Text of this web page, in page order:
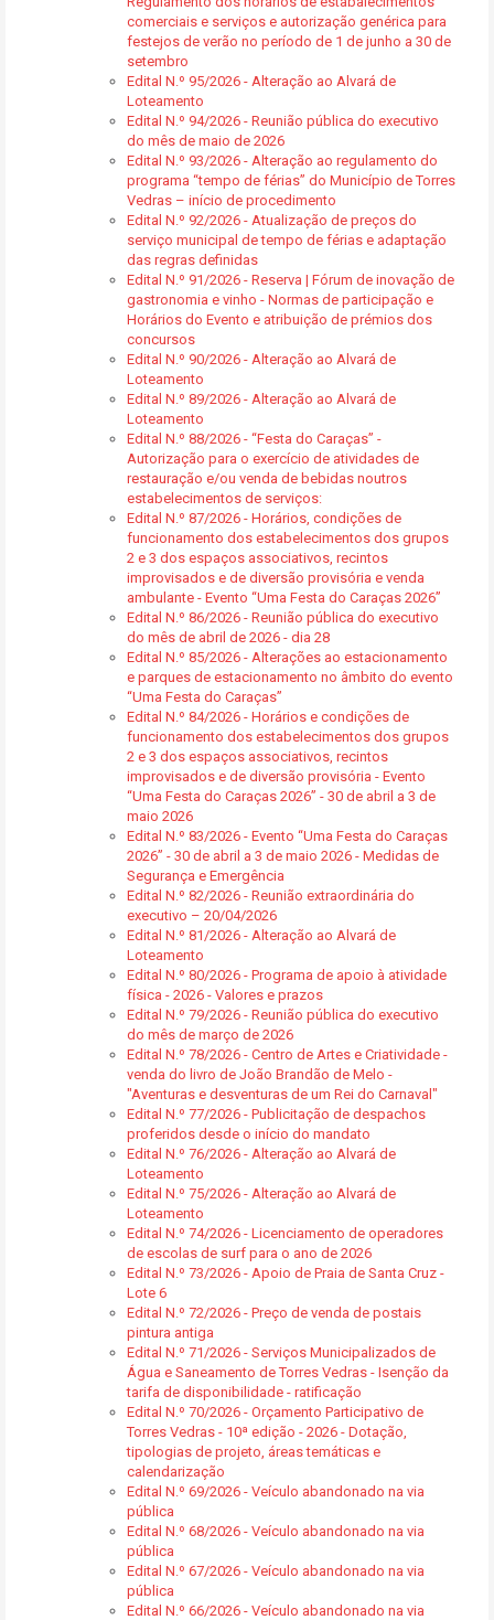
comerciais e serviços e autorização genérica para
festejos de verão no período de 1 de junho a 30 de
setembro
Edital N.º 95/2026 - Alteração ao Alvará de
Loteamento
Edital N.º 94/2026 - Reunião pública do executivo
do mês de maio de 2026
Edital N.º 93/2026 - Alteração ao regulamento do
programa “tempo de férias” do Município de Torres
Vedras – início de procedimento
Edital N.º 92/2026 - Atualização de preços do
serviço municipal de tempo de férias e adaptação
das regras definidas
Edital N.º 91/2026 - Reserva | Fórum de inovação de
gastronomia e vinho - Normas de participação e
Horários do Evento e atribuição de prémios dos
concursos
Edital N.º 90/2026 - Alteração ao Alvará de
Loteamento
Edital N.º 89/2026 - Alteração ao Alvará de
Loteamento
Edital N.º 88/2026 - “Festa do Caraças” -
Autorização para o exercício de atividades de
restauração e/ou venda de bebidas noutros
estabelecimentos de serviços:
Edital N.º 87/2026 - Horários, condições de
funcionamento dos estabelecimentos dos grupos
2 e 3 dos espaços associativos, recintos
improvisados e de diversão provisória e venda
ambulante - Evento “Uma Festa do Caraças 2026”
Edital N.º 86/2026 - Reunião pública do executivo
do mês de abril de 2026 - dia 28
Edital N.º 85/2026 - Alterações ao estacionamento
e parques de estacionamento no âmbito do evento
“Uma Festa do Caraças”
Edital N.º 84/2026 - Horários e condições de
funcionamento dos estabelecimentos dos grupos
2 e 3 dos espaços associativos, recintos
improvisados e de diversão provisória - Evento
“Uma Festa do Caraças 2026” - 30 de abril a 3 de
maio 2026
Edital N.º 83/2026 - Evento “Uma Festa do Caraças
2026” - 30 de abril a 3 de maio 2026 - Medidas de
Segurança e Emergência
Edital N.º 82/2026 - Reunião extraordinária do
executivo – 20/04/2026
Edital N.º 81/2026 - Alteração ao Alvará de
Loteamento
Edital N.º 80/2026 - Programa de apoio à atividade
física - 2026 - Valores e prazos
Edital N.º 79/2026 - Reunião pública do executivo
do mês de março de 2026
Edital N.º 78/2026 - Centro de Artes e Criatividade -
venda do livro de João Brandão de Melo -
"Aventuras e desventuras de um Rei do Carnaval"
Edital N.º 77/2026 - Publicitação de despachos
proferidos desde o início do mandato
Edital N.º 76/2026 - Alteração ao Alvará de
Loteamento
Edital N.º 75/2026 - Alteração ao Alvará de
Loteamento
Edital N.º 74/2026 - Licenciamento de operadores
de escolas de surf para o ano de 2026
Edital N.º 73/2026 - Apoio de Praia de Santa Cruz -
Lote 6
Edital N.º 72/2026 - Preço de venda de postais
pintura antiga
Edital N.º 71/2026 - Serviços Municipalizados de
Água e Saneamento de Torres Vedras - Isenção da
tarifa de disponibilidade - ratificação
Edital N.º 70/2026 - Orçamento Participativo de
Torres Vedras - 10ª edição - 2026 - Dotação,
tipologias de projeto, áreas temáticas e
calendarização
Edital N.º 69/2026 - Veículo abandonado na via
pública
Edital N.º 68/2026 - Veículo abandonado na via
pública
Edital N.º 67/2026 - Veículo abandonado na via
pública
Edital N.º 66/2026 - Veículo abandonado na via